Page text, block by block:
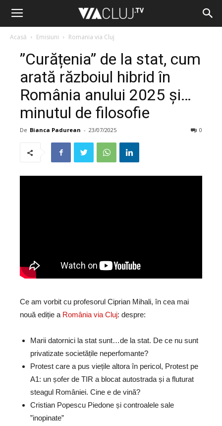
Acasă Emisiuni Romania via Cluj
”Curățenia” de la stat, cum
arată războiul hibrid în
România anului 2025 și…
minutul de filosofie
De Bianca Padurean - 23/07/2025 0
Ce am vorbit cu profesorul Ciprian Mihali, în cea mai
nouă ediție a România via Cluj: despre:
Marii datornici la stat sunt…de la stat. De ce nu sunt
privatizate societățile neperfomante?
Protest care a pus viețile altora în pericol, Protest pe
A1: un șofer de TIR a blocat autostrada și a fluturat
steagul României. Cine e de vină?
Cristian Popescu Piedone și controalele sale
”inopinate”